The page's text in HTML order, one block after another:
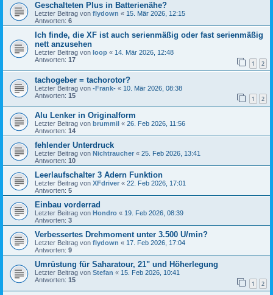
Geschalteten Plus in Batterienähe?
Letzter Beitrag von flydown « 15. Mär 2026, 12:15
Antworten: 6
Ich finde, die XF ist auch serienmäßig oder fast serienmäßig
nett anzusehen
Letzter Beitrag von loop « 14. Mär 2026, 12:48
Antworten: 17 1 2
tachogeber = tachorotor?
Letzter Beitrag von -Frank- « 10. Mär 2026, 08:38
Antworten: 15 1 2
Alu Lenker in Originalform
Letzter Beitrag von brummil « 26. Feb 2026, 11:56
Antworten: 14
fehlender Unterdruck
Letzter Beitrag von Nichtraucher « 25. Feb 2026, 13:41
Antworten: 10
Leerlaufschalter 3 Adern Funktion
Letzter Beitrag von XFdriver « 22. Feb 2026, 17:01
Antworten: 5
Einbau vorderrad
Letzter Beitrag von Hondro « 19. Feb 2026, 08:39
Antworten: 3
Verbessertes Drehmoment unter 3.500 U/min?
Letzter Beitrag von flydown « 17. Feb 2026, 17:04
Antworten: 9
Umrüstung für Saharatour, 21" und Höherlegung
Letzter Beitrag von Stefan « 15. Feb 2026, 10:41
Antworten: 15 1 2